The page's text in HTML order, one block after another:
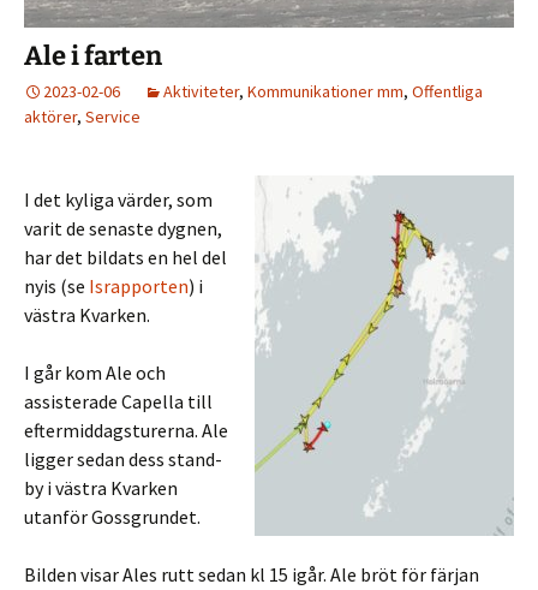
Ale i farten
2023-02-06 Aktiviteter, Kommunikationer mm, Offentliga
aktörer, Service
I det kyliga värder, som
varit de senaste dygnen,
har det bildats en hel del
nyis (se Israpporten) i
västra Kvarken.
I går kom Ale och
assisterade Capella till
eftermiddagsturerna. Ale
ligger sedan dess stand-
by i västra Kvarken
utanför Gossgrundet.
Bilden visar Ales rutt sedan kl 15 igår. Ale bröt för färjan